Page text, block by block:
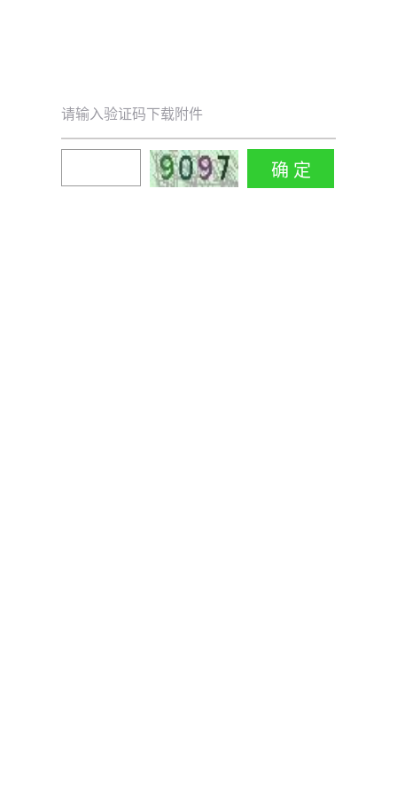
请输入验证码下载附件